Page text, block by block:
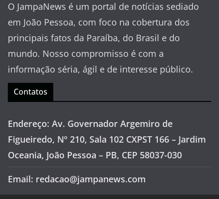
O JampaNews é um portal de notícias sediado
em João Pessoa, com foco na cobertura dos
principais fatos da Paraíba, do Brasil e do
mundo. Nosso compromisso é com a
informação séria, ágil e de interesse público.
Contatos
Endereço: Av. Governador Argemiro de
Figueiredo, Nº 210, Sala 102 CXPST 166 – Jardim
Oceania, João Pessoa – PB, CEP 58037-030
Email: redacao@jampanews.com